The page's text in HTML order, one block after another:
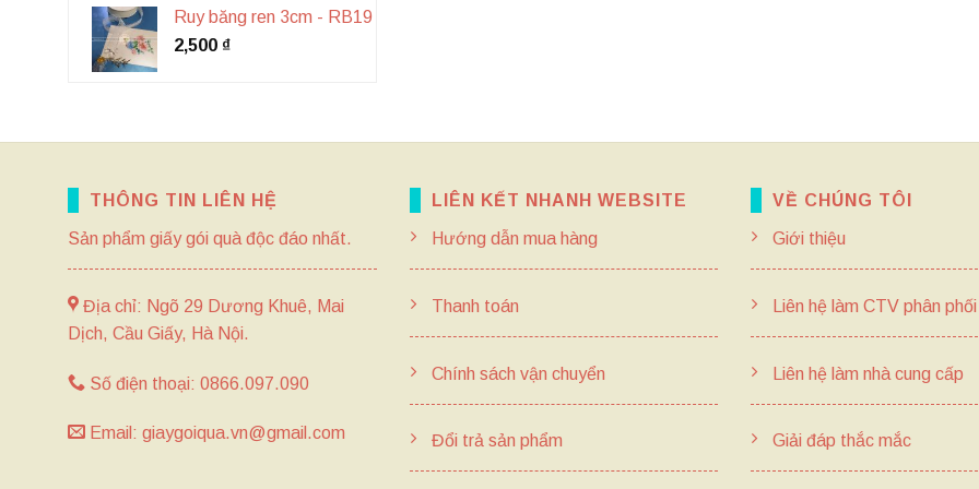
Ruy băng ren 3cm - RB19
2,500 ₫
THÔNG TIN LIÊN HỆ
Sản phẩm giấy gói quà độc đáo nhất.
Địa chỉ: Ngõ 29 Dương Khuê, Mai
Dịch, Cầu Giấy, Hà Nội.
Số điện thoại: 0866.097.090
Email: giaygoiqua.vn@gmail.com
LIÊN KẾT NHANH WEBSITE
Hướng dẫn mua hàng
Thanh toán
Chính sách vận chuyển
Đổi trả sản phẩm
VỀ CHÚNG TÔI
Giới thiệu
Liên hệ làm CTV phân phối
Liên hệ làm nhà cung cấp
Giải đáp thắc mắc